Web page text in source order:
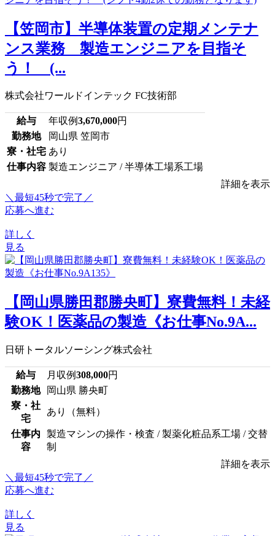
【笠岡市】半導体装置の定期メンテナ
ンス業務 製造エンジニアを目指そ
う！ (...
株式会社ワールドインテック FC技術部
給与 年収例3,670,000円
勤務地
岡山県 笠岡市
寮・社宅 あり
仕事内容 製造エンジニア / 半導体工場系工場
詳細を表示
＼最短45秒で完了／
応募へ進む
詳しく
見る
【岡山県勝田郡勝央町】寮費無料！未経
験OK！医薬品の製造《お仕事No.9A...
日研トータルソーシング株式会社
給与 月収例308,000円
勤務地
岡山県 勝央町
寮・社
宅
あり（無料）
仕事内
容
製造マシンの操作・検査 / 製薬化粧品系工場 / 交替
制
詳細を表示
＼最短45秒で完了／
応募へ進む
詳しく
見る